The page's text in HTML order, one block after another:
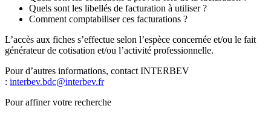
Quels sont les libellés de facturation à utiliser ?
Comment comptabiliser ces facturations ?
L’accès aux fiches s’effectue selon l’espèce concernée et/ou le fait
générateur de cotisation et/ou l’activité professionnelle.
Pour d’autres informations, contact INTERBEV
: interbev.bdc@interbev.fr
Pour affiner votre recherche